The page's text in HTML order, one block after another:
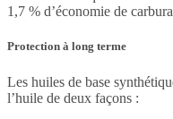
1,7 % d’économie de
Protection à long terme
Les huiles de base
l’huile de deux façons :